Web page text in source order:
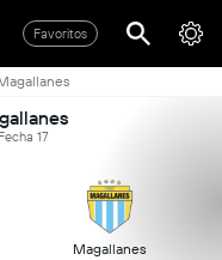
Favoritos
17
Magallanes